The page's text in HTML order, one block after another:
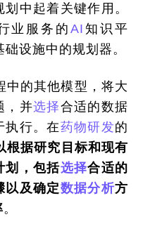
中起着关键作用。
业服务的AI 知识平
设施中的规划器。
中的其他模型，将大
，并选择合适的数据
执行。在药物研发的
根据研究目标和现有
划，包括选择合适的
以及确定数据分析方
。